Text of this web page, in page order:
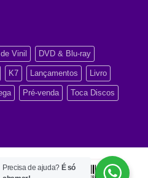
Vinil DVD & Blu-ray
K7 Lançamentos Livro
Pré-venda Toca Discos
Precisa de ajuda? É só